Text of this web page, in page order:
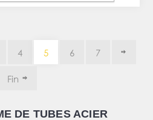
4 5 6 7
Fin
DE TUBES ACIER